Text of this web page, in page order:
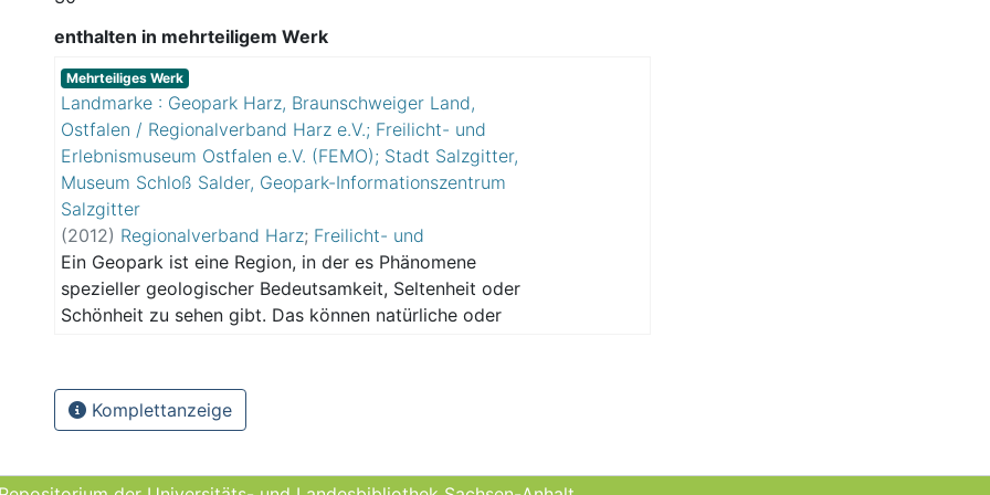
enthalten in mehrteiligem Werk
Mehrteiliges Werk
Landmarke : Geopark Harz, Braunschweiger Land,
Ostfalen / Regionalverband Harz e.V.; Freilicht- und
Erlebnismuseum Ostfalen e.V. (FEMO); Stadt Salzgitter,
Museum Schloß Salder, Geopark-Informationszentrum
Salzgitter
(2012) Regionalverband Harz; Freilicht- und
Erlebnismuseum Ostfalen;Städtisches Museum Schloss
Salder
Ein Geopark ist eine Region, in der es Phänomene
spezieller geologischer Bedeutsamkeit, Seltenheit oder
Schönheit zu sehen gibt. Das können natürliche oder
geologischen Sammlungen u.ä. sein. Diese geologischen
Phänomene sind öffentlich zugänglich und miteinander
gegliedert. In jeder dieser Teilflächen befindet sich eine
Komplettanzeige